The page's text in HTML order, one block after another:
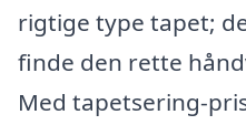
rigtige type tapet;
finde den rette
Med tapetsering-